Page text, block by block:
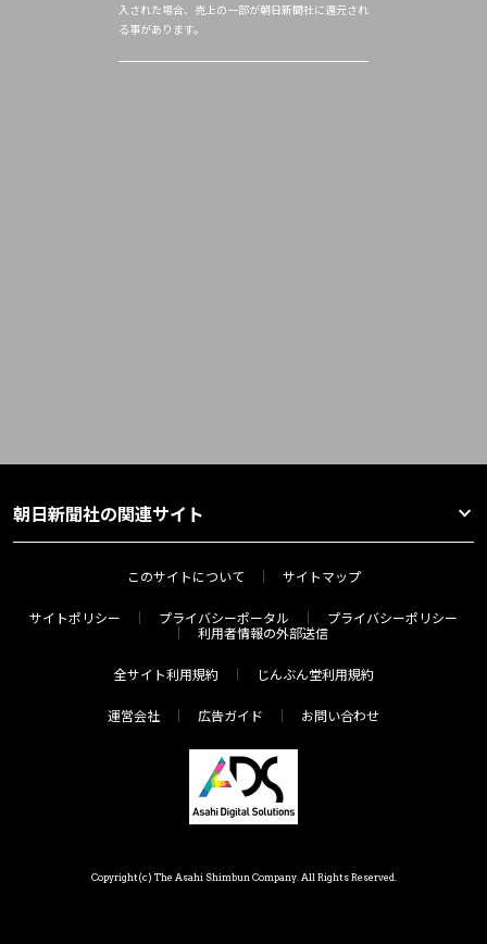
入された場合、売上の一部が朝日新聞社に還元され
る事があります。
朝日新聞社の関連サイト
このサイトについて サイトマップ
サイトポリシー プライバシーポータル
プライバシーポリシー
利用者情報の外部送信
全サイト利用規約 じんぶん堂利用規約
運営会社 広告ガイド お問い合わせ
Copyright(c) The Asahi Shimbun Company. All Rights Reserved.